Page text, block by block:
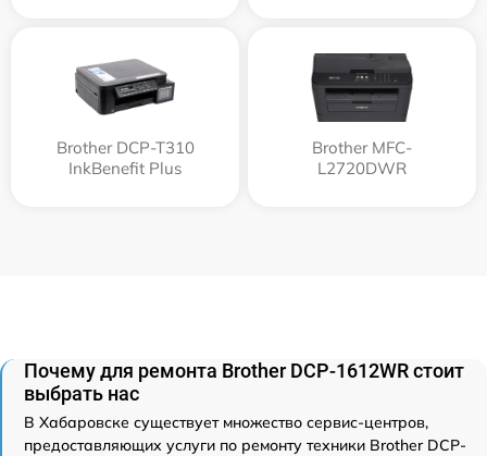
Brother DCP-T310
InkBenefit Plus
Brother MFC-
L2720DWR
Почему для ремонта Brother DCP-1612WR стоит
выбрать нас
В Хабаровске существует множество сервис-центров,
предоставляющих услуги по ремонту техники Brother DCP-